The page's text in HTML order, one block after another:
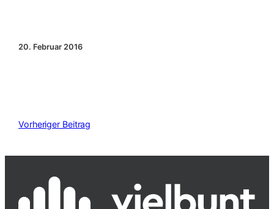
20. Februar 2016
Vorheriger Beitrag